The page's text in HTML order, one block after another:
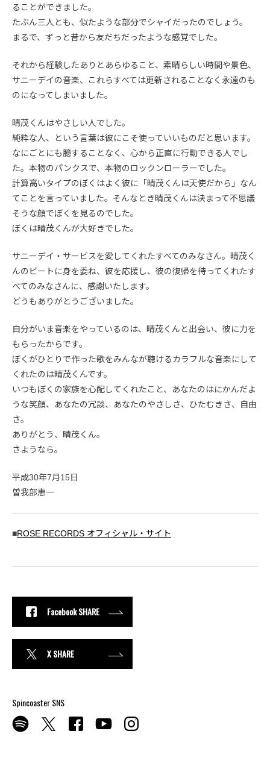
ることができました。
たぶん三人とも、似たような部分でシャイだったのでしょう。
まるで、ずっと昔から友だちだったような感覚でした。
それから経験したありとあらゆること、素晴らしい時間や景色、
サニーデイの音楽、これらすべては更新されることなく永遠のも
のになってしまいました。
晴茂くんはやさしい人でした。
純粋な人、という言葉は彼にこそ使っていいものだと思います。
なにごとにも臆することなく、心から正直に行動できる人でし
た。本物のパンクスで、本物のロックンローラーでした。
計算高いタイプのぼくはよく彼に「晴茂くんは天使だから」なん
てことを言っていました。そんなとき晴茂くんは決まって不思議
そうな顔でぼくを見るのでした。
ぼくは晴茂くんが大好きでした。
サニーデイ・サービスを愛してくれたすべてのみなさん。晴茂く
んのビートに身を委ね、彼を応援し、彼の復帰を待ってくれたす
べてのみなさんに、感謝いたします。
どうもありがとうございました。
自分がいま音楽をやっているのは、晴茂くんと出会い、彼に力を
もらったからです。
ぼくがひとりで作った歌をみんなが聴けるカラフルな音楽にして
くれたのは晴茂くんです。
いつもぼくの家族を心配してくれたこと、あなたのはにかんだよ
うな笑顔、あなたの冗談、あなたのやさしさ、ひたむきさ、自由
さ。
ありがとう、晴茂くん。
さようなら。
平成30年7月15日
曽我部恵一
■ROSE RECORDS オフィシャル・サイト
Facebook SHARE
X SHARE
Spincoaster SNS